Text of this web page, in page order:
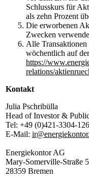
Schlusskurs für
als zehn Prozent
Die erworbenen
Zwecken
Alle
wöchentlich auf
https://
relations/
Kontakt
Julia Pschribülla
Head of Investor &
Tel: +49 (0)421-3304-126
E-Mail:
Energiekontor AG
Mary-Somerville-Straße 5
28359 Bremen